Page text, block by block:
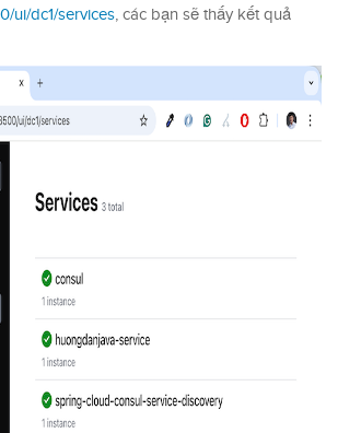
ui/dc1/services, các bạn sẽ thấy kết quả